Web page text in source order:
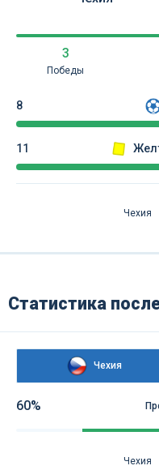
3
Победы
8
11
Чехия
Статистика
Чехия
60%
Чехия